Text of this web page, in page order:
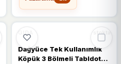
%26 %26 DÜŞTÜ
GIDA stokta
Dağyüce Tek Kullanımlık
Köpük 3 Bölmeli Tabldot